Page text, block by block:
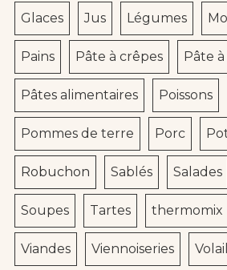
Glaces Jus Légumes
Pains Pâte à crêpes Pâte
Pâtes alimentaires Poissons
Pommes de terre Porc
Robuchon Sablés Salades
Soupes Tartes thermomix
Viandes Viennoiseries